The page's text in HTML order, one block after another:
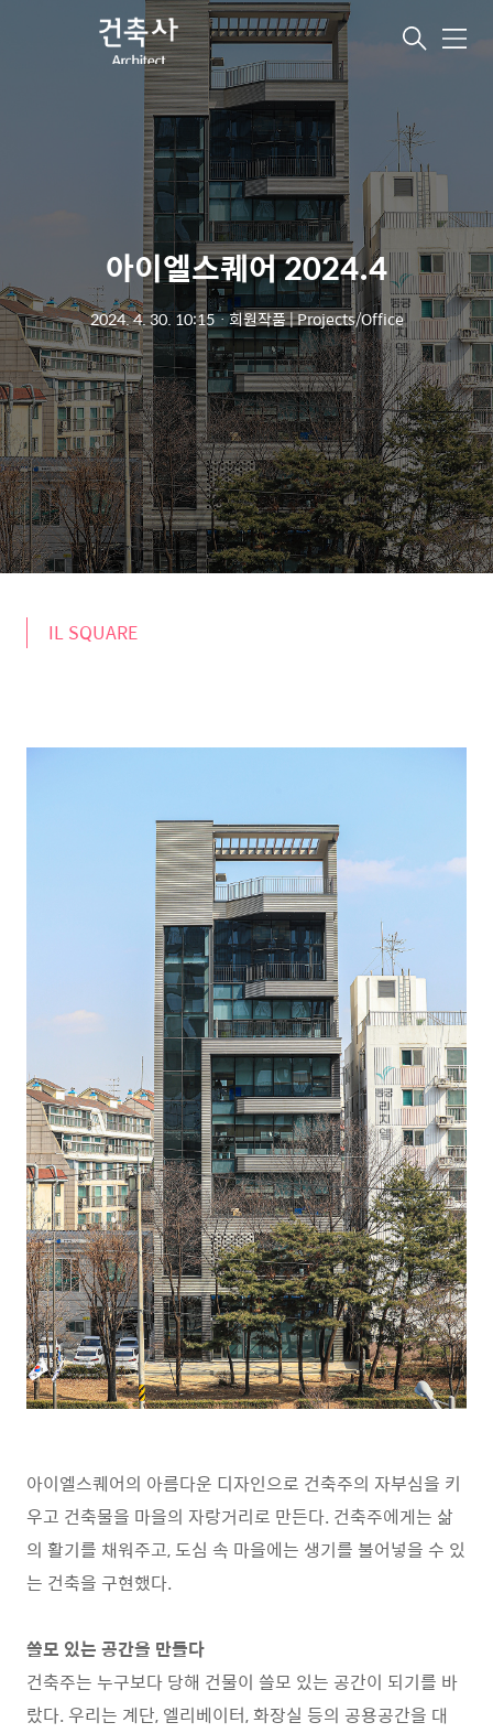
메
아이엘스퀘어 2024.4
2024. 4. 30. 10:15ㆍ회원작품 | Projects/Office
IL SQUARE
아이엘스퀘어의 아름다운 디자인으로 건축주의 자부심을 키
우고 건축물을 마을의 자랑거리로 만든다. 건축주에게는 삶
의 활기를 채워주고, 도심 속 마을에는 생기를 불어넣을 수 있
는 건축을 구현했다.
쓸모 있는 공간을 만들다
건축주는 누구보다 당해 건물이 쓸모 있는 공간이 되기를 바
랐다. 우리는 계단, 엘리베이터, 화장실 등의 공용공간을 대